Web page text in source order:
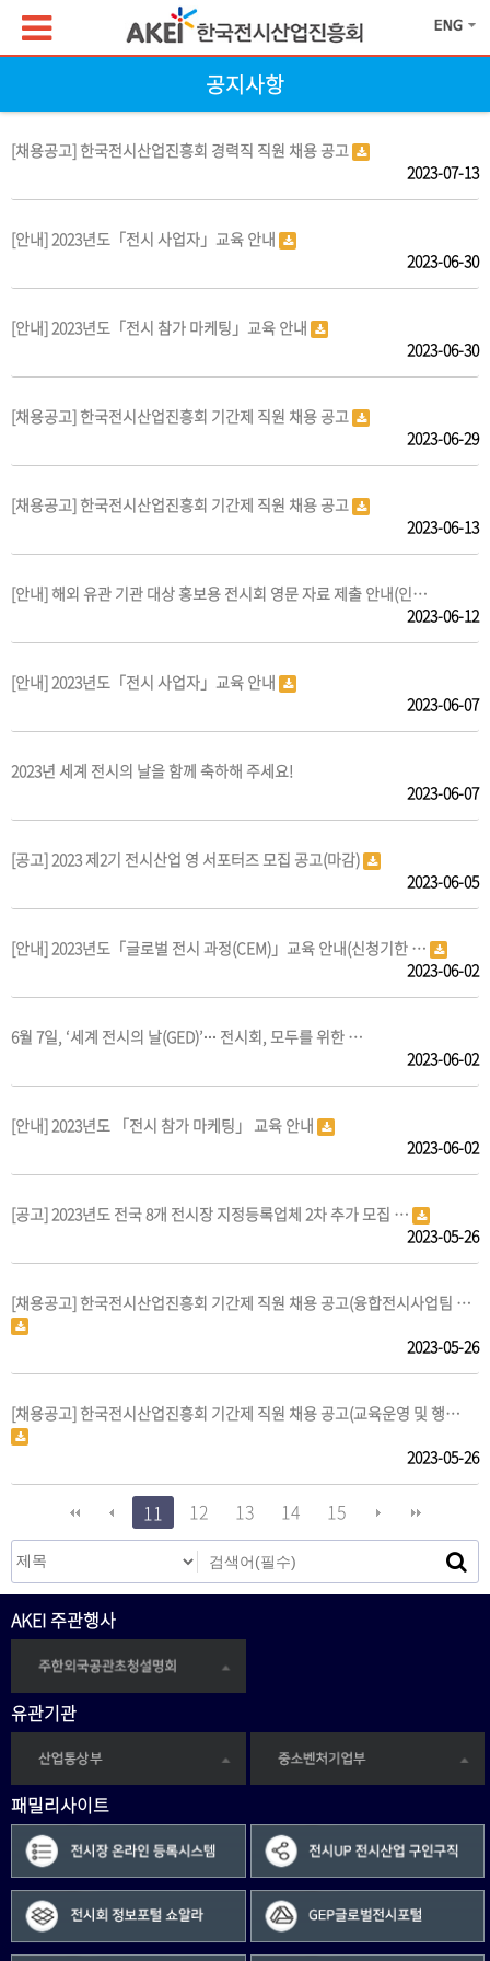
공지사항
[채용공고] 한국전시산업진흥회 경력직 직원 채용 공고
2023-07-13
[안내] 2023년도「전시 사업자」교육 안내
2023-06-30
[안내] 2023년도「전시 참가 마케팅」교육 안내
2023-06-30
[채용공고] 한국전시산업진흥회 기간제 직원 채용 공고
2023-06-29
[채용공고] 한국전시산업진흥회 기간제 직원 채용 공고
2023-06-13
[안내] 해외 유관 기관 대상 홍보용 전시회 영문 자료 제출 안내(인…
2023-06-12
[안내] 2023년도「전시 사업자」교육 안내
2023-06-07
2023년 세계 전시의 날을 함께 축하해 주세요!
2023-06-07
[공고] 2023 제2기 전시산업 영 서포터즈 모집 공고(마감)
2023-06-05
[안내] 2023년도「글로벌 전시 과정(CEM)」교육 안내(신청기한 …
2023-06-02
6월 7일, ‘세계 전시의 날(GED)’∙∙∙ 전시회, 모두를 위한 …
2023-06-02
[안내] 2023년도 「전시 참가 마케팅」 교육 안내
2023-06-02
[공고] 2023년도 전국 8개 전시장 지정등록업체 2차 추가 모집 …
2023-05-26
[채용공고] 한국전시산업진흥회 기간제 직원 채용 공고(융합전시사업팀 …
2023-05-26
[채용공고] 한국전시산업진흥회 기간제 직원 채용 공고(교육운영 및 행…
2023-05-26
11 12 13 14 15
AKEI 주관행사
유관기관
패밀리사이트